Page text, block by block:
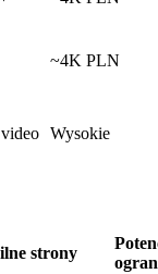
~4K PLN
Wysokie
strony